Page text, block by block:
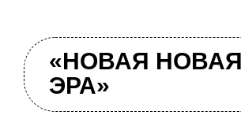
«НОВАЯ НОВАЯ
ЭРА»